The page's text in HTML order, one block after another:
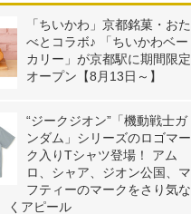
「ちいかわ」京都銘菓・おた
べとコラボ♪ 「ちいかわベー
カリー」が京都駅に期間限定
オープン【8月13日～】
“ジークジオン”「機動戦士ガ
ンダム」シリーズのロゴマー
ク入りTシャツ登場！ アム
ロ、シャア、ジオン公国、マ
フティーのマークをさり気な
くアピール